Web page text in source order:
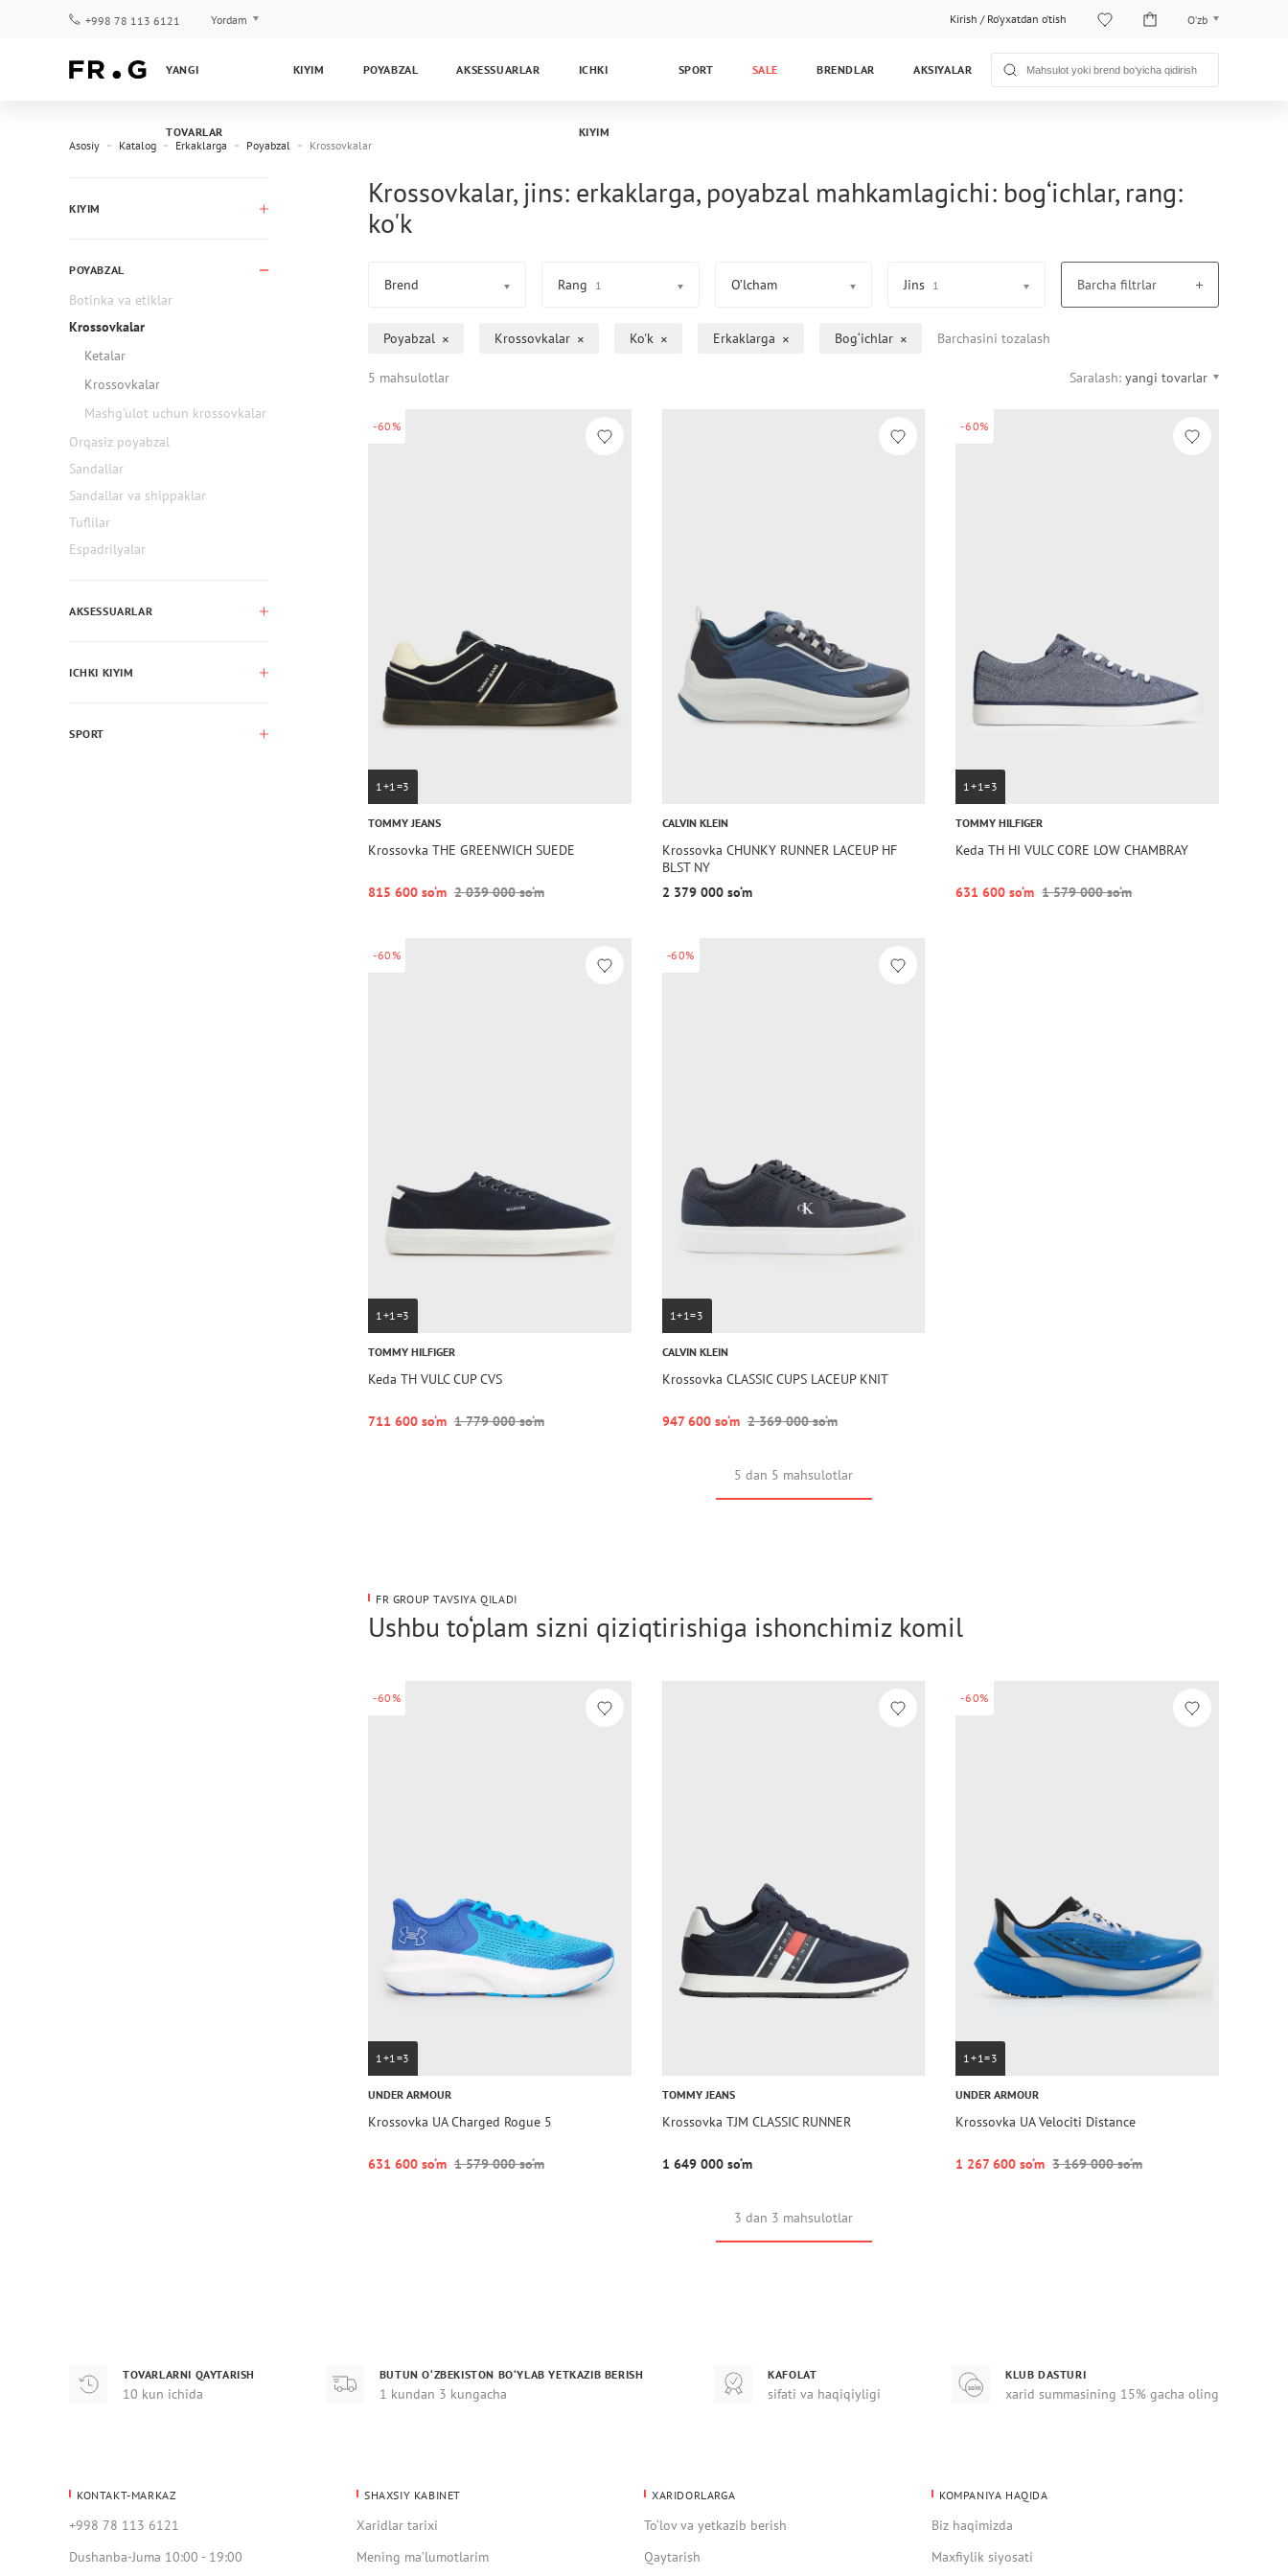
+998 78 113 6121 Yordam
Kafolat
Kirish / Ro‘yxatdan o‘tish O‘zb
Рус
YANGI
TOVARLAR
KIYIM POYABZAL AKSESSUARLAR ICHKI
KIYIM
SPORT SALE BRENDLAR AKSIYALAR
Asosiy Katalog Erkaklarga Poyabzal Krossovkalar
KIYIM
POYABZAL
Botinka va etiklar
Krossovkalar
Ketalar
Krossovkalar
Mashg’ulot uchun krossovkalar
Orqasiz poyabzal
Sandallar
Sandallar va shippaklar
Tuflilar
Espadrilyalar
AKSESSUARLAR
ICHKI KIYIM
SPORT
Krossovkalar, jins: erkaklarga, poyabzal mahkamlagichi: bog‘ichlar, rang:
ko'k
Brend Rang 1 O’lcham Jins 1 Barcha filtrlar
Poyabzal Krossovkalar Ko'k Erkaklarga Bog‘ichlar Barchasini tozalash
5 mahsulotlar Saralash: yangi tovarlar
-60%
1+1=3
TOMMY JEANS
Krossovka THE GREENWICH SUEDE
815 600 so‘m 2 039 000 so‘m
CALVIN KLEIN
Krossovka CHUNKY RUNNER LACEUP HF
BLST NY
2 379 000 so‘m
-60%
1+1=3
TOMMY HILFIGER
Keda TH HI VULC CORE LOW CHAMBRAY
631 600 so‘m 1 579 000 so‘m
-60%
1+1=3
TOMMY HILFIGER
Keda TH VULC CUP CVS
711 600 so‘m 1 779 000 so‘m
-60%
1+1=3
CALVIN KLEIN
Krossovka CLASSIC CUPS LACEUP KNIT
947 600 so‘m 2 369 000 so‘m
5 dan 5 mahsulotlar
FR GROUP TAVSIYA QILADI
Ushbu to‘plam sizni qiziqtirishiga ishonchimiz komil
-60%
1+1=3
UNDER ARMOUR
Krossovka UA Charged Rogue 5
631 600 so‘m 1 579 000 so‘m
TOMMY JEANS
Krossovka TJM CLASSIC RUNNER
1 649 000 so‘m
-60%
1+1=3
UNDER ARMOUR
Krossovka UA Velociti Distance
1 267 600 so‘m 3 169 000 so‘m
3 dan 3 mahsulotlar
TOVARLARNI QAYTARISH
10 kun ichida
BUTUN O‘ZBEKISTON BO‘YLAB YETKAZIB BERISH
1 kundan 3 kungacha
KAFOLAT
sifati va haqiqiyligi
KLUB DASTURI
xarid summasining 15% gacha oling
KONTAKT-MARKAZ
+998 78 113 6121
Dushanba-Juma 10:00 - 19:00
SHAXSIY KABINET
Xaridlar tarixi
Mening ma’lumotlarim
XARIDORLARGA
To‘lov va yetkazib berish
Qaytarish
KOMPANIYA HAQIDA
Biz haqimizda
Maxfiylik siyosati